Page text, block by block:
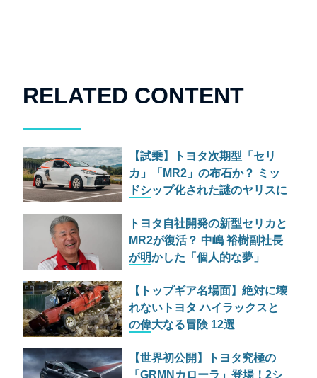
RELATED CONTENT
【試乗】トヨタ次期型「セリ
カ」「MR2」の布石か？ ミッ
ドシップ化された謎のヤリスに
トヨタ自社開発の新型セリカと
MR2が復活？ 中嶋 裕樹副社長
が明かした「個人的な夢」
【トップギア名場面】絶対に壊
れないトヨタ ハイラックスと
の偉大なる冒険 12選
【世界初公開】トヨタ究極の
「GRMNカローラ」登場！2シ